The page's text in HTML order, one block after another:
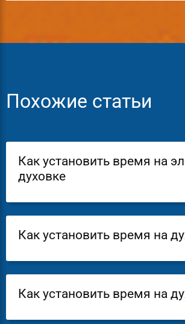
Похожие статьи
Как установить время на
духовке
Как установить время на
Как установить время на